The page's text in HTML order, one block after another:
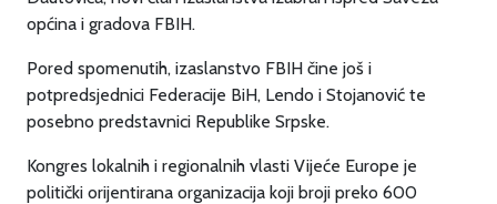
općina i gradova FBIH.
Pored spomenutih, izaslanstvo FBIH čine još i
potpredsjednici Federacije BiH, Lendo i Stojanović te
posebno predstavnici Republike Srpske.
Kongres lokalnih i regionalnih vlasti Vijeće Europe je
politički orijentirana organizacija koji broji preko 600